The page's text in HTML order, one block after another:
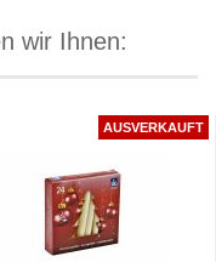
wir Ihnen:
AUSVERKAUFT